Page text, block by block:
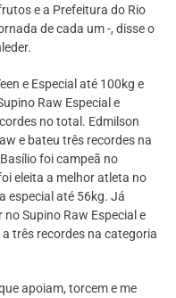
e a Prefeitura do Rio
de cada um -, disse o
e Especial até 100kg e
Raw Especial e
no total. Edmilson
e bateu três recordes na
foi campeã no
eleita a melhor atleta no
especial até 56kg. Já
Supino Raw Especial e
três recordes na categoria
apoiam, torcem e me